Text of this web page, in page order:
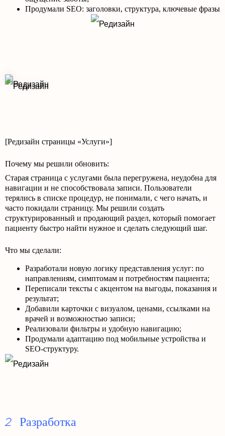
Продумали SEO: заголовки, структура, ключевые фразы
[Редизайн страницы «Услуги»]
Почему мы решили обновить:
Старая страница с услугами была перегружена, неудобна для
навигации и не способствовала записи. Пользователи
терялись в списке процедур, не понимали, с чего начать, и
часто покидали страницу. Мы решили создать
структурированный и продающий раздел, который помогает
пациенту быстро найти нужное и сделать следующий шаг.
Что мы сделали:
Разработали новую логику представления услуг: по
направлениям, симптомам и потребностям пациента;
Переписали тексты с акцентом на выгоды, показания и
результат;
Добавили карточки с визуалом, ценами, ссылками на
врачей и возможностью записи;
Реализовали фильтры и удобную навигацию;
Продумали адаптацию под мобильные устройства и
SEO-структуру.
2 Разработка